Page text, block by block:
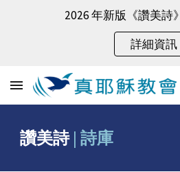
2026 年新版《讚美詩
詳細資訊
讚美詩|詩庫